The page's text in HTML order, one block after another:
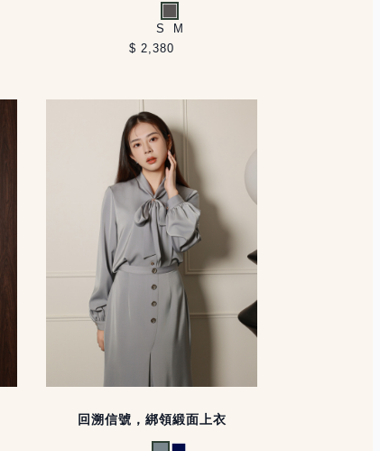
灰
S
M
$ 2,380
回溯信號，綁領緞面上衣